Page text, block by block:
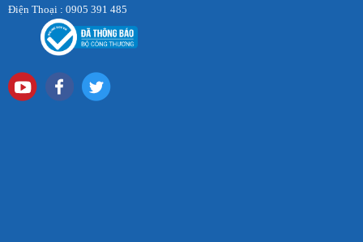
Điện Thoại : 0905 391 485